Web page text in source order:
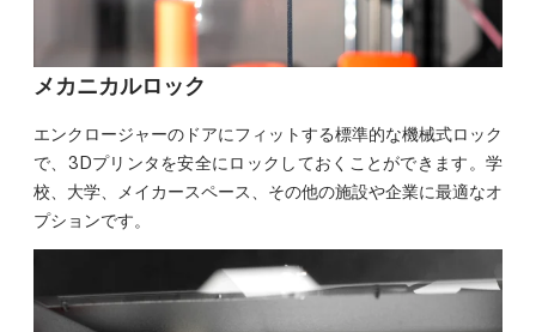
メカニカルロック
エンクロージャーのドアにフィットする標準的な機械式ロック
で、3Dプリンタを安全にロックしておくことができます。学
校、大学、メイカースペース、その他の施設や企業に最適なオ
プションです。